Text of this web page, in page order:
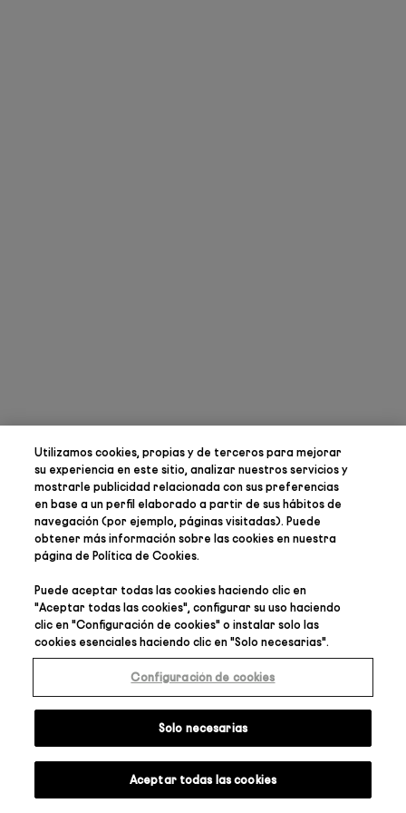
Utilizamos cookies, propias y de terceros paramejorar
su experiencia en este sitio, analizar nuestros servicios y
mostrarle publicidad relacionada con sus preferencias
en base a un perfil elaborado a partir de sus hábitos de
navegación (por ejemplo, páginas visitadas). Puede
obtener más información sobre las cookies en nuestra
página dePolítica de Cookies.
Puede aceptar todas las cookies haciendo clic en
"Aceptar todas las cookies", configurar su uso haciendo
clic en "Configuración de cookies" o instalar solo las
cookies esenciales haciendo clic en "Solo necesarias".
Configuración de cookies
Solo necesarias
Aceptar todas las cookies